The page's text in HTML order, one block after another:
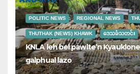
POLITIC NEWS REGIONAL NEWS
THUTHAK (NEWS) KHAWK ဒေသခံသတင်း
KNLA leh bel pawlte’n Kyauklone
galphual lazo